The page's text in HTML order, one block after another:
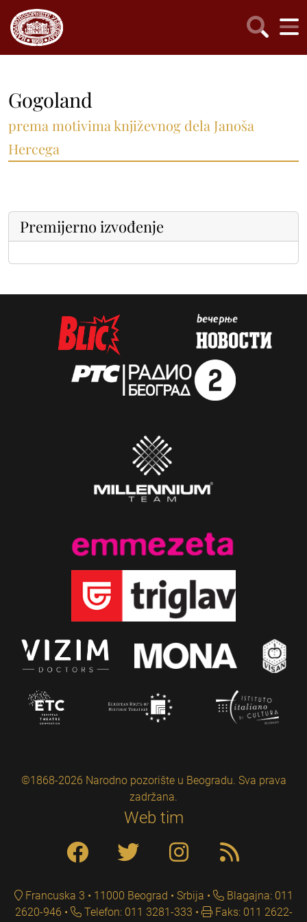
Gogoland
prema motivima književnog dela Janoša
Hercega
Premijerno izvođenje
©1868-2026 Narodno pozorište u Beogradu. Sva prava
zadržana.
Web tim
Francuska 3 • 11000 Beograd • Srbija
Blagajna: 011
2620-946
Telefon: 011 3281-333 Faks: 011 2622-